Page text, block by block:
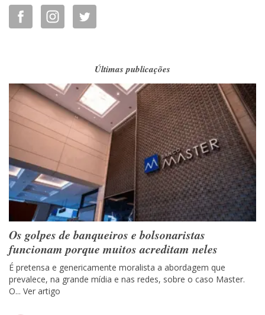
Últimas publicações
Os golpes de banqueiros e bolsonaristas
funcionam porque muitos acreditam neles
É pretensa e genericamente moralista a abordagem que
prevalece, na grande mídia e nas redes, sobre o caso Master.
O... Ver artigo